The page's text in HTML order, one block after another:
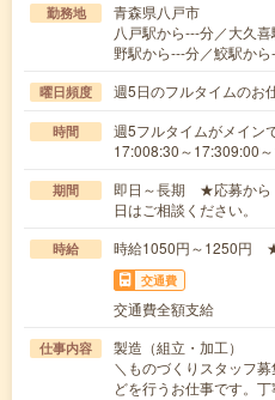
勤務地
青森県八戸市
八戸駅から---分／大久
野駅から---分／鮫駅か
曜日頻度 週5日のフルタイムのお
時間
週5フルタイムがメイン
17:008:30～17:309:00
期間
即日～長期 ★応募から
日はご相談ください。
時給 時給1050円～1250円
交通費
交通費全額支給
仕事内容
製造（組立・加工）
＼ものづくりスタッフ
どを行うお仕事です。